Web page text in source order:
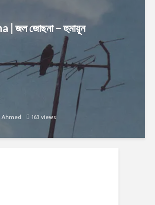
| জল জোছনা – হুমায়ূন
Ahmed 163 views